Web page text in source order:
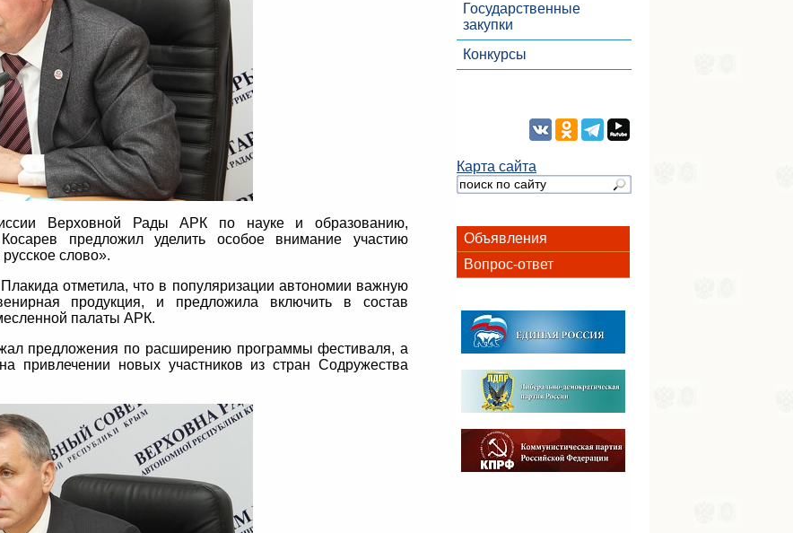
Верховной Рады АРК по науке и образованию,
предложил уделить особое внимание участию
слово».
отметила, что в популяризации автономии важную
продукция, и предложила включить в состав
палаты АРК.
предложения по расширению программы фестиваля, а
привлечении новых участников из стран Содружества
Государственные
закупки
Конкурсы
Карта сайта
Объявления
Вопрос-ответ